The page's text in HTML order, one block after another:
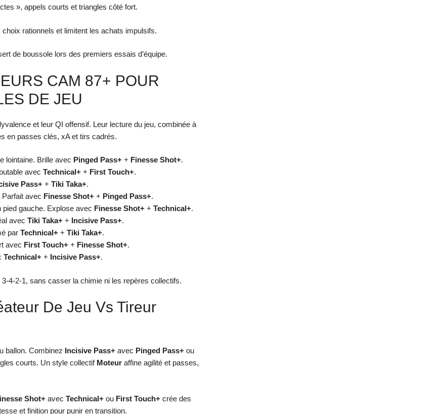
», appels courts et triangles côté fort.
rationnels et limitent les achats impulsifs.
de boussole lors des premiers essais d’équipe.
CAM 87+ POUR
DE JEU
et leur QI offensif. Leur lecture du jeu, combinée à
en passes clés, xA et tirs cadrés.
lointaine. Brille avec Pinged Pass+ + Finesse Shot+.
avec Technical+ + First Touch+.
Pass+ + Tiki Taka+.
avec Finesse Shot+ + Pinged Pass+.
pied gauche. Explose avec Finesse Shot+ + Technical+.
avec Tiki Taka+ + Incisive Pass+.
par Technical+ + Tiki Taka+.
avec First Touch+ + Finesse Shot+.
Technical+ + Incisive Pass+.
4-2-1, sans casser la chimie ni les repères collectifs.
De Jeu Vs Tireur
ballon. Combinez Incisive Pass+ avec Pinged Pass+ ou
courts. Un style collectif Moteur affine agilité et passes,
Shot+ avec Technical+ ou First Touch+ crée des
et finition pour punir en transition.